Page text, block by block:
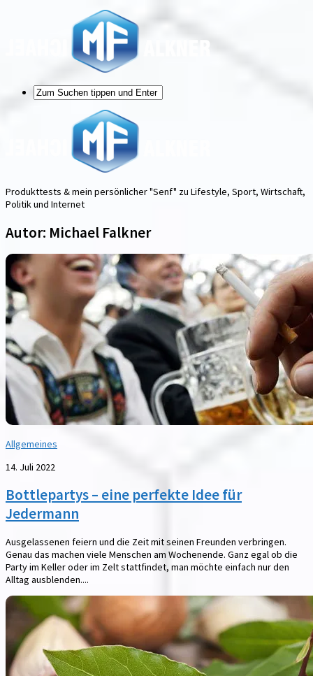
Produkttests & mein persönlicher "Senf" zu Lifestyle, Sport, Wirtschaft,
Politik und Internet
Autor: Michael Falkner
Allgemeines
14. Juli 2022
Bottlepartys – eine perfekte Idee für
Jedermann
Ausgelassenen feiern und die Zeit mit seinen Freunden verbringen.
Genau das machen viele Menschen am Wochenende. Ganz egal ob die
Party im Keller oder im Zelt stattfindet, man möchte einfach nur den
Alltag ausblenden....